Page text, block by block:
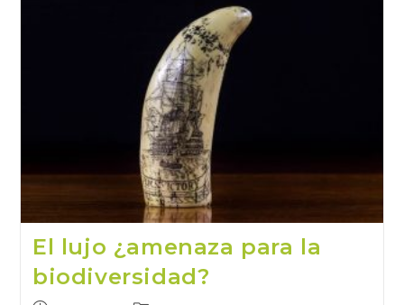
Trampa
Sesgo
Retrospectiva
En
La
Sostenibilidad
El lujo ¿amenaza para la
biodiversidad?